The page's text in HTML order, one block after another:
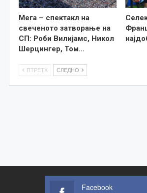
Мега – спектакл на
свеченото затворање на
СП: Роби Вилијамс, Никол
Шерцингер, Том…
ПТРЕТХ СЛЕДНО
Facebook